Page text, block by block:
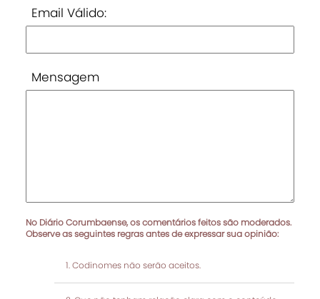
Email Válido:
Mensagem
No Diário Corumbaense, os comentários feitos são moderados.
Observe as seguintes regras antes de expressar sua opinião:
Codinomes não serão aceitos.